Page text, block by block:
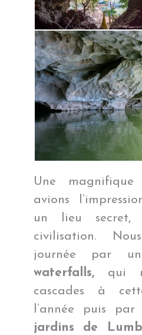
Une
avions
un lieu
civilisation.
journée par
waterfalls, qui
cascades à
l’année puis
jardins de